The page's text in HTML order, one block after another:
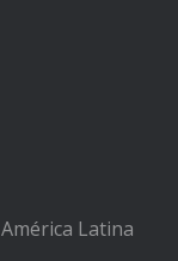
Latina